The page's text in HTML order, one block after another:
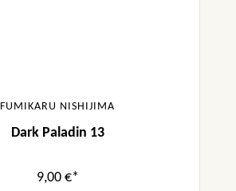
FUMIKARU NISHIJIMA
Dark Paladin 13
9,00 €*